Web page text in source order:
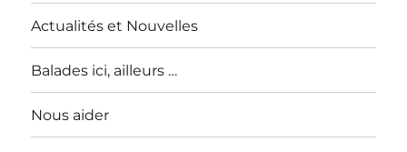
Actualités et Nouvelles
Balades ici, ailleurs …
Nous aider